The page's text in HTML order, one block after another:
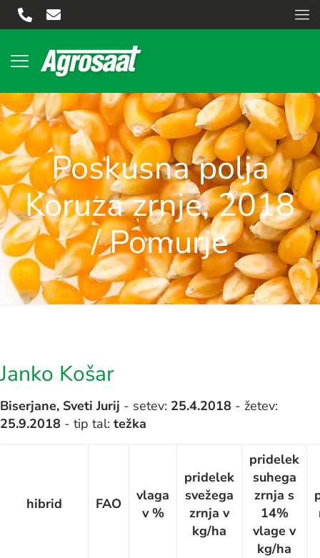
Poskusna polja
Koruza zrnje, 2018
/ Pomurje
Janko Košar
Biserjane, Sveti Jurij - setev: 25.4.2018 - žetev:
25.9.2018 - tip tal: težka
hibrid FAO
vlaga
v %
pridelek
svežega
zrnja v
kg/ha
pridelek
suhega
zrnja s
14%
vlage v
kg/ha